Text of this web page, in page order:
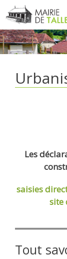
Aller
au
contenu
Les
saisies
site
Tout